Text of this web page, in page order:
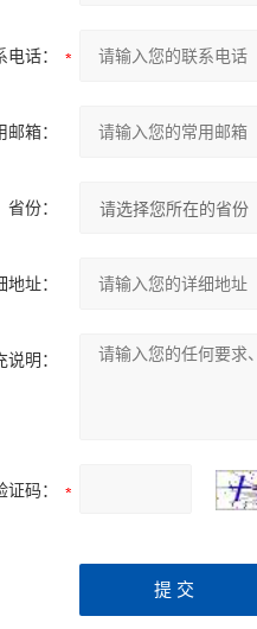
电话：
邮箱：
省份：
地址：
说明：
证码：